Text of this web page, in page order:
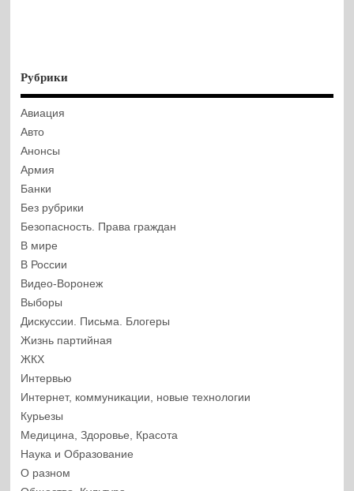
Рубрики
Авиация
Авто
Анонсы
Армия
Банки
Без рубрики
Безопасность. Права граждан
В мире
В России
Видео-Воронеж
Выборы
Дискуссии. Письма. Блогеры
Жизнь партийная
ЖКХ
Интервью
Интернет, коммуникации, новые технологии
Курьезы
Медицина, Здоровье, Красота
Наука и Образование
О разном